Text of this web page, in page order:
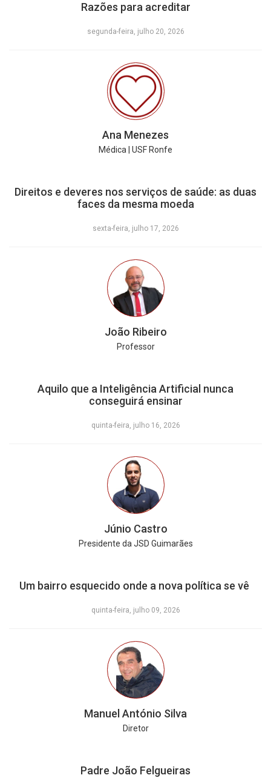
Razões para acreditar
segunda-feira, julho 20, 2026
Ana Menezes
Médica | USF Ronfe
Direitos e deveres nos serviços de saúde: as duas
faces da mesma moeda
sexta-feira, julho 17, 2026
João Ribeiro
Professor
Aquilo que a Inteligência Artificial nunca
conseguirá ensinar
quinta-feira, julho 16, 2026
Júnio Castro
Presidente da JSD Guimarães
Um bairro esquecido onde a nova política se vê
quinta-feira, julho 09, 2026
Manuel António Silva
Diretor
Padre João Felgueiras